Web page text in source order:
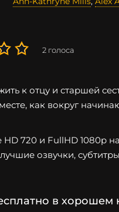
2 голоса
к отцу и старшей
как вокруг
720 и FullHD 1080p
озвучки,
в хорошем